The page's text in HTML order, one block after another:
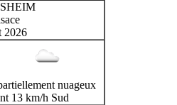
2026
nuageux
13 km/h Sud